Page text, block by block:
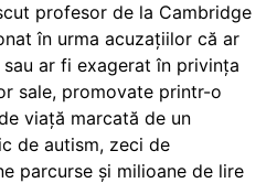
profesor de la Cambridge
în urma acuzațiilor că ar
ar fi exagerat în privința
sale, promovate printr-o
viață marcată de un
de autism, zeci de
parcurse și milioane de lire